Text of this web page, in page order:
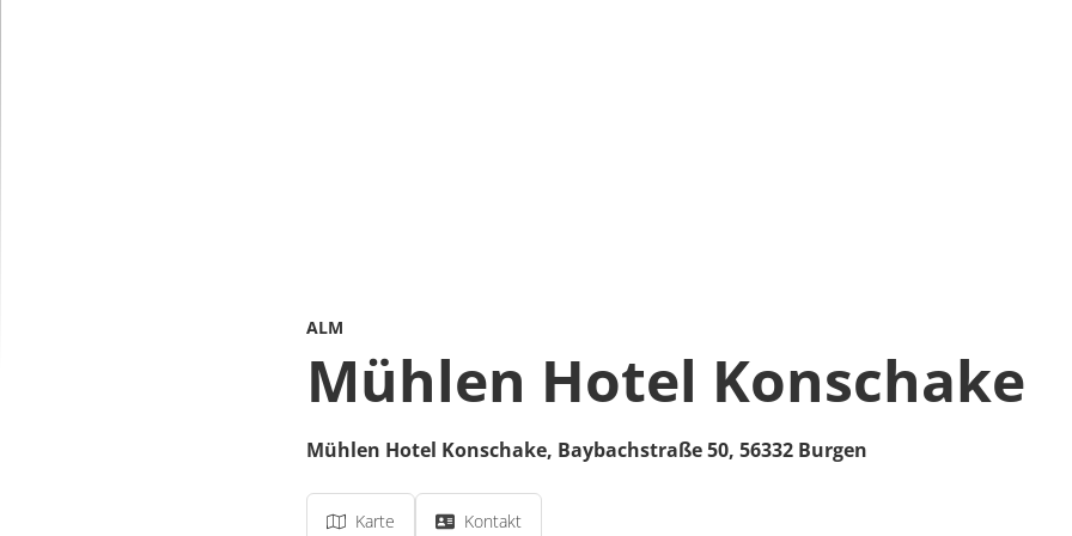
ALM
Mühlen Hotel Konschake
Mühlen Hotel Konschake, Baybachstraße 50, 56332 Burgen
Karte Kontakt